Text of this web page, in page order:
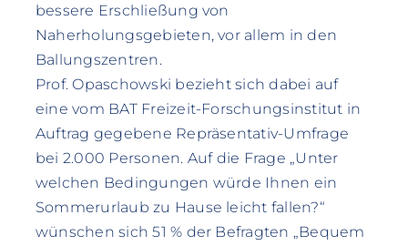
bessere Erschließung von
Naherholungsgebieten, vor allem in den
Ballungszentren.
Prof. Opaschowski bezieht sich dabei auf
eine vom BAT Freizeit-Forschungsinstitut in
Auftrag gegebene Repräsentativ-Umfrage
bei 2.000 Personen. Auf die Frage „Unter
welchen Bedingungen würde Ihnen ein
Sommerurlaub zu Hause leicht fallen?“
wünschen sich 51 % der Befragten „Bequem